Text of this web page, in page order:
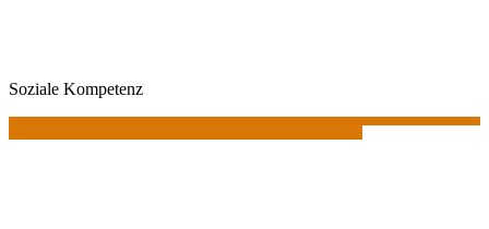
Soziale Kompetenz